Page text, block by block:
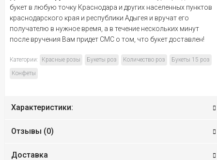
букет в любую точку Краснодара и других населенных пунктов
краснодарского края и республики Адыгея и вручат его
получателю в нужное время, а в течение нескольких минут
после вручения Вам придет СМС о том, что букет доставлен!
Категории: Красные розы Букеты роз Количество роз
Букеты 15 роз
Конфеты
Характеристики:
Отзывы (0)
Доставка